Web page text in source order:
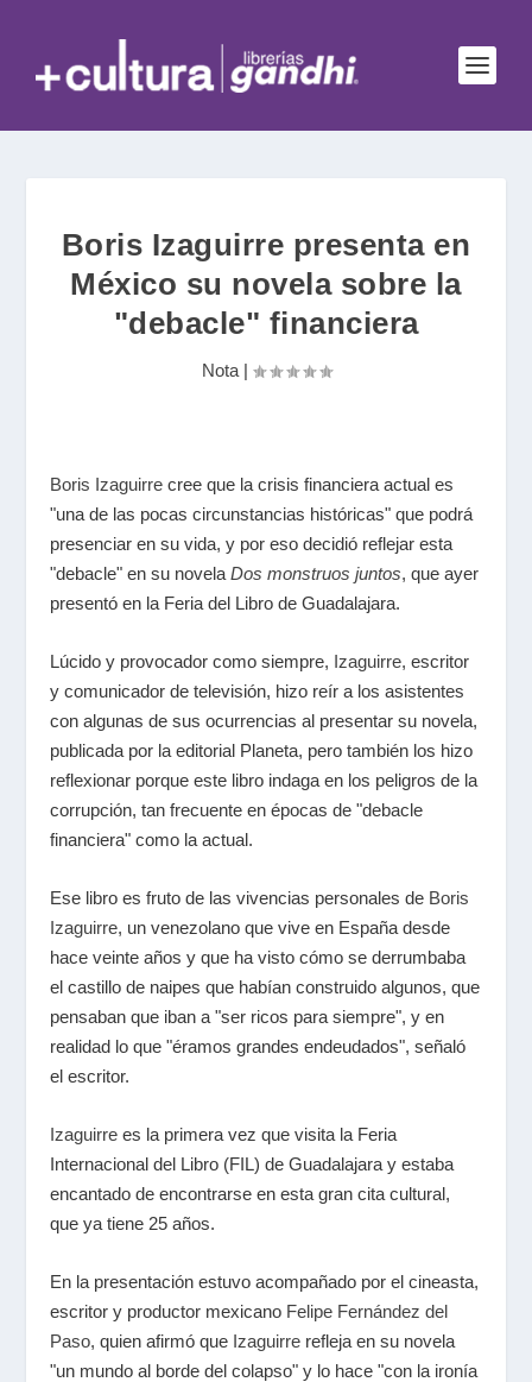
Boris Izaguirre presenta en
México su novela sobre la
"debacle" financiera
Nota|
Boris Izaguirre cree que la crisis financiera actual es
"una de las pocas circunstancias históricas" que podrá
presenciar en su vida, y por eso decidió reflejar esta
"debacle" en su novelaDos monstruos juntos, que ayer
presentó en la Feria del Libro de Guadalajara.
Lúcido y provocador como siempre, Izaguirre, escritor
y comunicador de televisión, hizo reír a los asistentes
con algunas de sus ocurrencias al presentar su novela,
publicada por la editorial Planeta, pero también los hizo
reflexionar porque este libro indaga en los peligros de la
corrupción, tan frecuente en épocas de "debacle
financiera" como la actual.
Ese libro es fruto de las vivencias personales de Boris
Izaguirre, un venezolano que vive en España desde
hace veinte años y que ha visto cómo se derrumbaba
el castillo de naipes que habían construido algunos, que
pensaban que iban a "ser ricos para siempre", y en
realidad lo que "éramos grandes endeudados", señaló
el escritor.
Izaguirre es la primera vez que visita la Feria
Internacional del Libro (FIL) de Guadalajara y estaba
encantado de encontrarse en esta gran cita cultural,
que ya tiene 25 años.
En la presentación estuvo acompañado por el cineasta,
escritor y productor mexicano Felipe Fernández del
Paso, quien afirmó que Izaguirre refleja en su novela
"un mundo al borde del colapso" y lo hace "con la ironía